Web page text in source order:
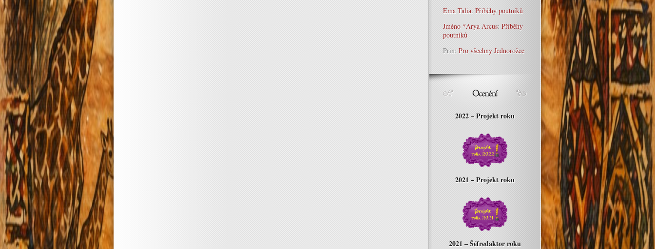
Ema Talia: Příběhy poutníků
Jméno *Arya Arcus: Příběhy
poutníků
Prin: Pro všechny Jednorožce
2022 – Projekt roku
2021 – Projekt roku
2021 – Šéfredaktor roku